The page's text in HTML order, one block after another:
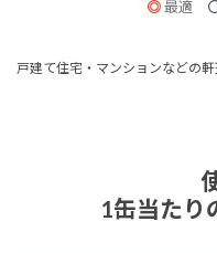
最適
戸建て住宅・マンションなどの
1缶当たり